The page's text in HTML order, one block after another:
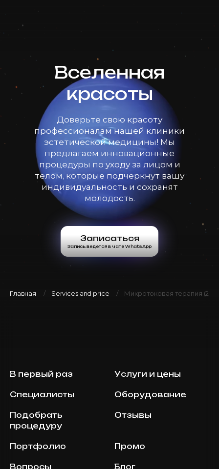
Вселенная
красоты
Доверьте свою красоту
профессионалам нашей клиники
эстетической медицины! Мы
предлагаем инновационные
процедуры по уходу за лицом и
телом, которые подчеркнут вашу
индивидуальность и сохранят
молодость.
Записаться
Запись ведется в чате WhatsApp
Главная Services and price Микротоковая терапия (20
В первый раз Услуги и цены
Специалисты Оборудование
Подобрать
процедуру
Отзывы
Портфолио Промо
Вопросы Блог